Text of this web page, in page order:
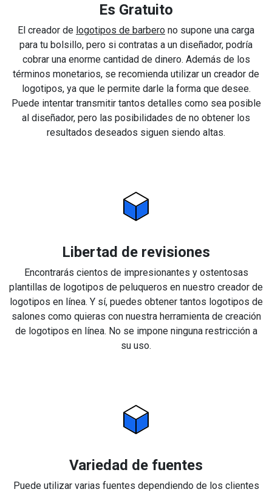
Es Gratuito
El creador de logotipos de barbero no supone una carga
para tu bolsillo, pero si contratas a un diseñador, podría
cobrar una enorme cantidad de dinero. Además de los
términos monetarios, se recomienda utilizar un creador de
logotipos, ya que le permite darle la forma que desee.
Puede intentar transmitir tantos detalles como sea posible
al diseñador, pero las posibilidades de no obtener los
resultados deseados siguen siendo altas.
Libertad de revisiones
Encontrarás cientos de impresionantes y ostentosas
plantillas de logotipos de peluqueros en nuestro creador de
logotipos en línea. Y sí, puedes obtener tantos logotipos de
salones como quieras con nuestra herramienta de creación
de logotipos en línea. No se impone ninguna restricción a
su uso.
Variedad de fuentes
Puede utilizar varias fuentes dependiendo de los clientes